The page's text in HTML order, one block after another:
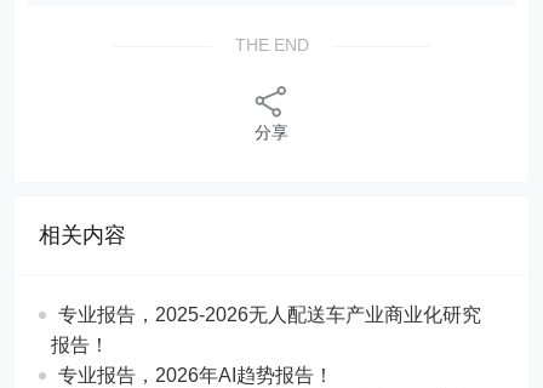
THE END
分享
相关内容
专业报告，2025-2026无人配送车产业商业化研究
报告！
专业报告，2026年AI趋势报告！